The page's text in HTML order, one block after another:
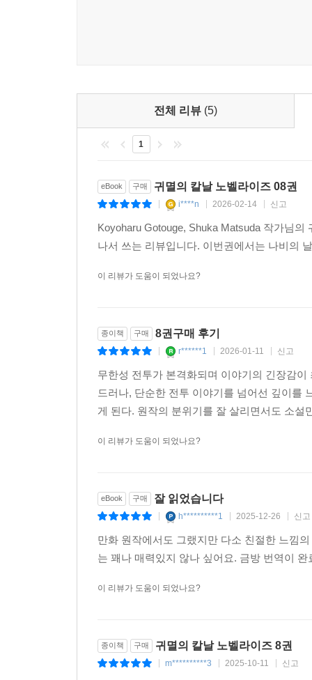
전체 리뷰 (5)
1
eBook 구매 귀멸의 칼날 노벨라이즈 08권
i****n 2026-02-14 신고
Koyoharu Gotouge, Shuka Matsuda 작가님
나서 쓰는 리뷰입니다. 이번권에서는 나비의
이 리뷰가 도움이 되었나요?
종이책 구매 8권구매 후기
r******1 2026-01-11 신고
무한성 전투가 본격화되며 이야기의 긴장감
드러나, 단순한 전투 이야기를 넘어선 깊이를
게 된다. 원작의 분위기를 잘 살리면서도 소
이 리뷰가 도움이 되었나요?
eBook 구매 잘 읽었습니다
h**********1 2025-12-26 신고
만화 원작에서도 그랬지만 다소 친절한 느낌
는 꽤나 매력있지 않나 싶어요. 금방 번역이
이 리뷰가 도움이 되었나요?
종이책 구매 귀멸의 칼날 노벨라이즈 8권
m**********3 2025-10-11 신고